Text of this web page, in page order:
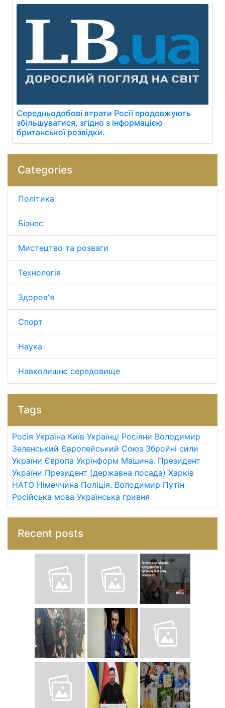
Середньодобові втрати Росії продовжують
збільшуватися, згідно з інформацією
британської розвідки.
Categories
Політика
Бізнес
Мистецтво та розваги
Технологія
Здоров'я
Спорт
Наука
Навколишнє середовище
Tags
Росія Україна Київ Українці Росіяни Володимир
Зеленський Європейський Союз Збройні сили
України Європа Укрінформ Машина. Президент
України Президент (державна посада) Харків
НАТО Німеччина Поліція. Володимир Путін
Російська мова Українська гривня
Recent posts